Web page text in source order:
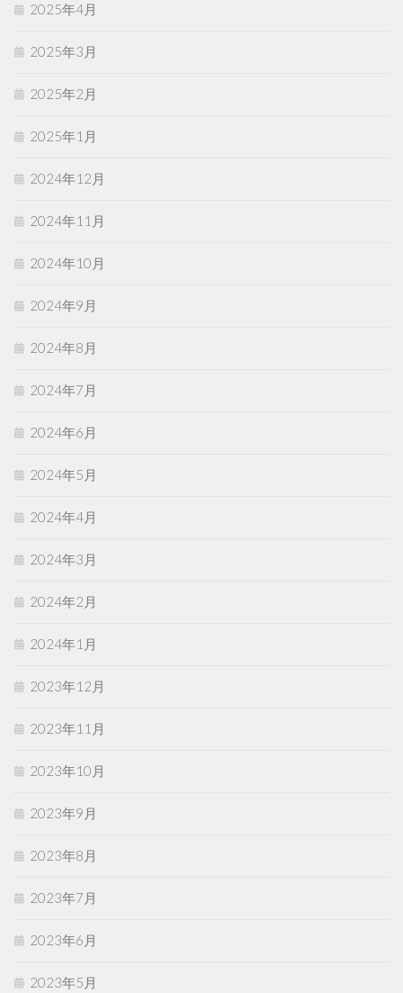
2025年4月
2025年3月
2025年2月
2025年1月
2024年12月
2024年11月
2024年10月
2024年9月
2024年8月
2024年7月
2024年6月
2024年5月
2024年4月
2024年3月
2024年2月
2024年1月
2023年12月
2023年11月
2023年10月
2023年9月
2023年8月
2023年7月
2023年6月
2023年5月